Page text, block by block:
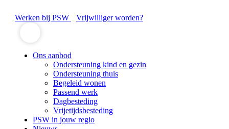
Werken bij PSW Vrijwilliger worden?
Ons aanbod
Ondersteuning kind en gezin
Ondersteuning thuis
Begeleid wonen
Passend werk
Dagbesteding
Vrijetijdsbesteding
PSW in jouw regio